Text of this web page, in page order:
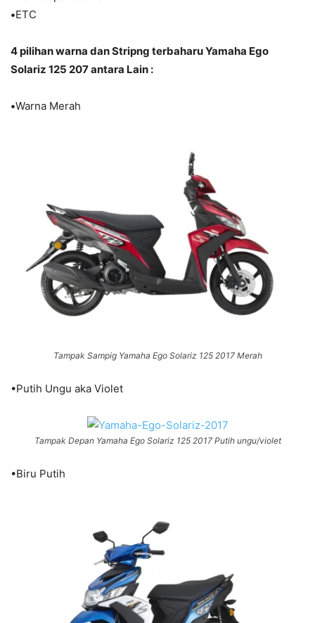
•ETC
4 pilihan warna dan Stripng terbaharu Yamaha Ego
Solariz 125 207 antara Lain :
•Warna Merah
Tampak Sampig Yamaha Ego Solariz 125 2017 Merah
•Putih Ungu aka Violet
Tampak Depan Yamaha Ego Solariz 125 2017 Putih ungu/violet
•Biru Putih